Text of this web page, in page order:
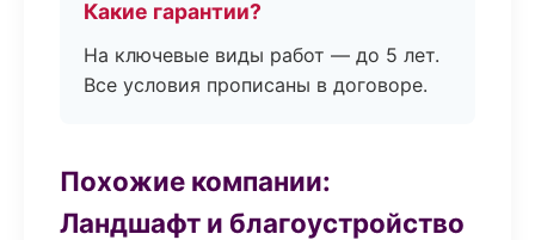
Какие гарантии?
На ключевые виды работ — до 5 лет.
Все условия прописаны в договоре.
Похожие компании:
Ландшафт и благоустройство